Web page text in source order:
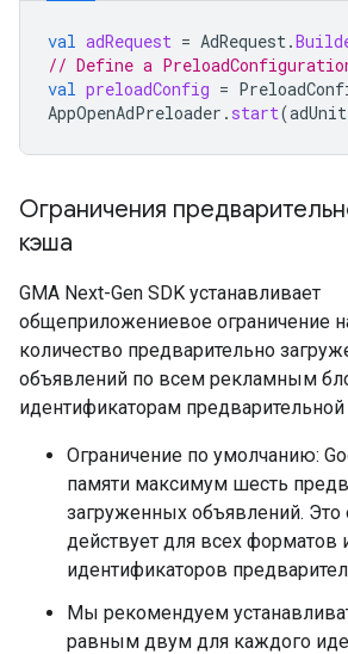
val adRequest = AdRequest.
// Define a
val preloadConfig =
AppOpenAdPreloader . start(
Ограничения
кэша
GMA Next-Gen SDK устанавливает
общеприложениевое ограничение
количество предварительно
объявлений по всем рекламным
идентификаторам предварительной
Ограничение по умолчанию:
памяти максимум шесть
загруженных объявлений. Это
действует для всех форматов
идентификаторов
Мы рекомендуем
равным двум для каждого